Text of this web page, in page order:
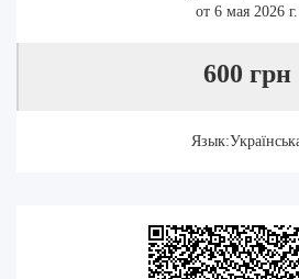
от 6 мая 2026 г.
600 грн